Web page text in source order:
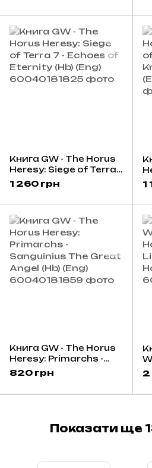
Книга GW - The Horus
Heresy: Siege of Terra
7 - Echoes of Eternity
(Hb) (Eng)
1 260 грн 1
Книга GW - The Horus
Heresy: Primarchs -
Sanguinius The Great
Angel (Hb) (Eng)
820 грн 2
Показати ще